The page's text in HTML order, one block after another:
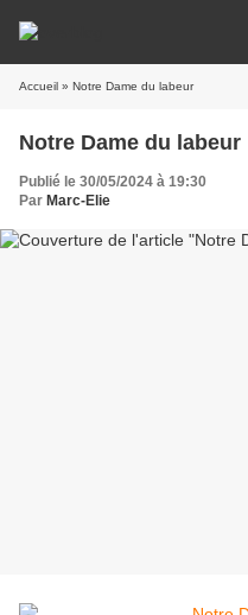
Accueil » Notre Dame du labeur
Notre Dame du labeur
Publié le 30/05/2024 à 19:30
Par Marc-Elie